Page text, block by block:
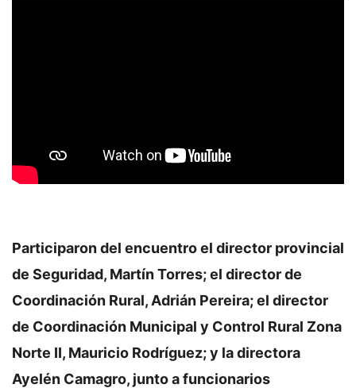
Participaron del encuentro el director provincial
de Seguridad, Martín Torres; el director de
Coordinación Rural, Adrián Pereira; el director
de Coordinación Municipal y Control Rural Zona
Norte II, Mauricio Rodríguez; y la directora
Ayelén Camagro, junto a funcionarios